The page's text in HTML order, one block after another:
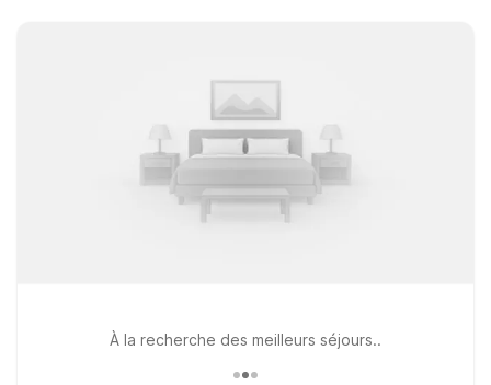
À la recherche des meilleurs séjours..